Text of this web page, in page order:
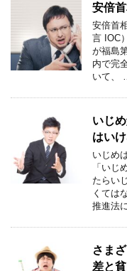
安倍
安倍首
言 IOC
が福島
内で完
いて、 …
いじ
はい
いじめ
「いじ
たらい
くては
推進法
さま
差と貧